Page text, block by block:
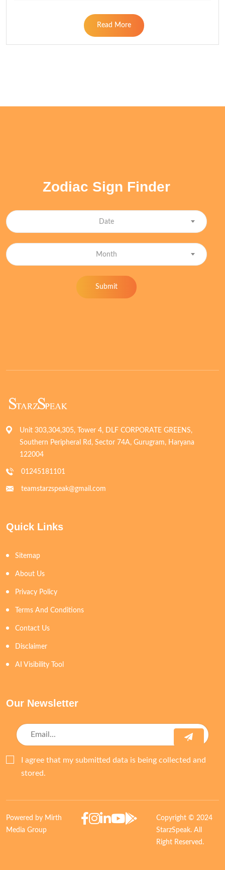
Read More
Zodiac Sign Finder
Date
Month
Submit
Unit 303,304,305, Tower 4, DLF CORPORATE GREENS,
Southern Peripheral Rd, Sector 74A, Gurugram, Haryana
122004
01245181101
teamstarzspeak@gmail.com
Quick Links
Sitemap
About Us
Privacy Policy
Terms And Conditions
Contact Us
Disclaimer
AI Visibility Tool
Our Newsletter
I agree that my submitted data is being collected and
stored.
Powered by Mirth
Media Group
Copyright © 2024
StarzSpeak. All
Right Reserved.